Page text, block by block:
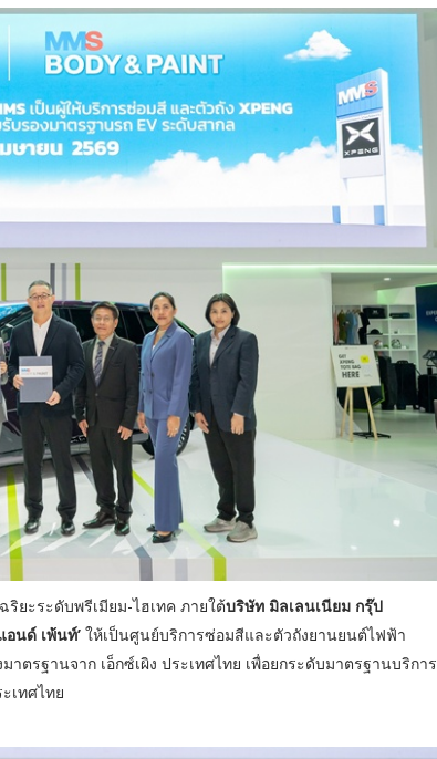
ยะระดับพรีเมียม-ไฮเทค ภายใต้บริษัท มิลเลนเนียม กรุ๊ป
อนด์ เพ้นท์’ ให้เป็นศูนย์บริการซ่อมสีและตัวถังยานยนต์ไฟฟ้า
ตรฐานจาก เอ็กซ์เผิง ประเทศไทย เพื่อยกระดับมาตรฐานบริการ
เทศไทย